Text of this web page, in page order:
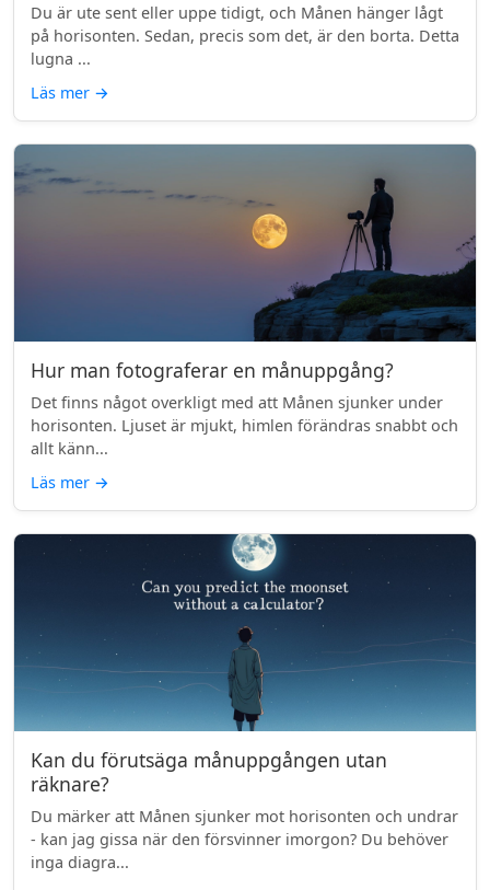
Du är ute sent eller uppe tidigt, och Månen hänger lågt
på horisonten. Sedan, precis som det, är den borta. Detta
lugna ...
Läs mer →
Hur man fotograferar en månuppgång?
Det finns något overkligt med att Månen sjunker under
horisonten. Ljuset är mjukt, himlen förändras snabbt och
allt känn...
Läs mer →
Kan du förutsäga månuppgången utan
räknare?
Du märker att Månen sjunker mot horisonten och undrar
- kan jag gissa när den försvinner imorgon? Du behöver
inga diagra...